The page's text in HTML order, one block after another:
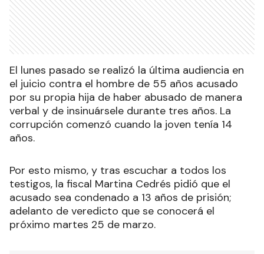
El lunes pasado se realizó la última audiencia en
el juicio contra el hombre de 55 años acusado
por su propia hija de haber abusado de manera
verbal y de insinuársele durante tres años. La
corrupción comenzó cuando la joven tenía 14
años.
Por esto mismo, y tras escuchar a todos los
testigos, la fiscal Martina Cedrés pidió que el
acusado sea condenado a 13 años de prisión;
adelanto de veredicto que se conocerá el
próximo martes 25 de marzo.